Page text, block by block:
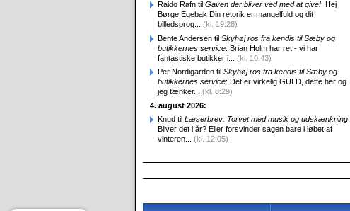
Raido Rafn til Gaven der bliver ved med at give!: Hej
Børge Egebak Din retorik er mangelfuld og dit
billedsprog... (kl. 19:28)
Bente Andersen til Skyhøj ros fra kendis til Sæby og
butikkernes service: Brian Holm har ret - vi har
fantastiske butikker i... (kl. 10:43)
Per Nordigarden til Skyhøj ros fra kendis til Sæby og
butikkernes service: Det er virkelig GULD, dette her og
jeg tænker... (kl. 8:29)
4. august 2026:
Knud til Læserbrev: Torvet med musik og udskænkning:
Bliver det i år? Eller forsvinder sagen bare i løbet af
vinteren... (kl. 12:05)